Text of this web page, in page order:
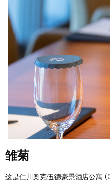
雏菊
这是仁川奥克伍德豪景酒店公寓